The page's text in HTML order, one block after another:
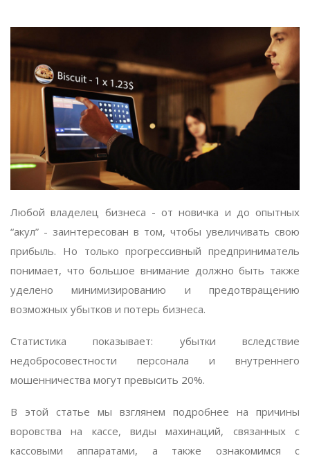
Любой владелец бизнеса - от новичка и до опытных
“акул” - заинтересован в том, чтобы увеличивать свою
прибыль. Но только прогрессивный предприниматель
понимает, что большое внимание должно быть также
уделено минимизированию и предотвращению
возможных убытков и потерь бизнеса.
Статистика показывает: убытки вследствие
недобросовестности персонала и внутреннего
мошенничества могут превысить 20%.
В этой статье мы взглянем подробнее на причины
воровства на кассе, виды махинаций, связанных с
кассовыми аппаратами, а также ознакомимся с